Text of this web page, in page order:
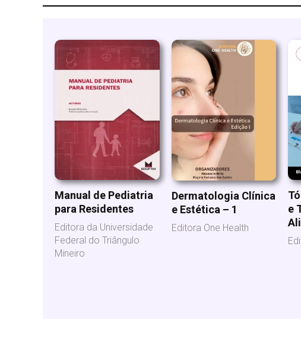
Manual de Pediatria
para Residentes
Editora da Universidade
Federal do Triângulo
Mineiro
Dermatologia Clínica
e Estética – 1
Editora One Health
e